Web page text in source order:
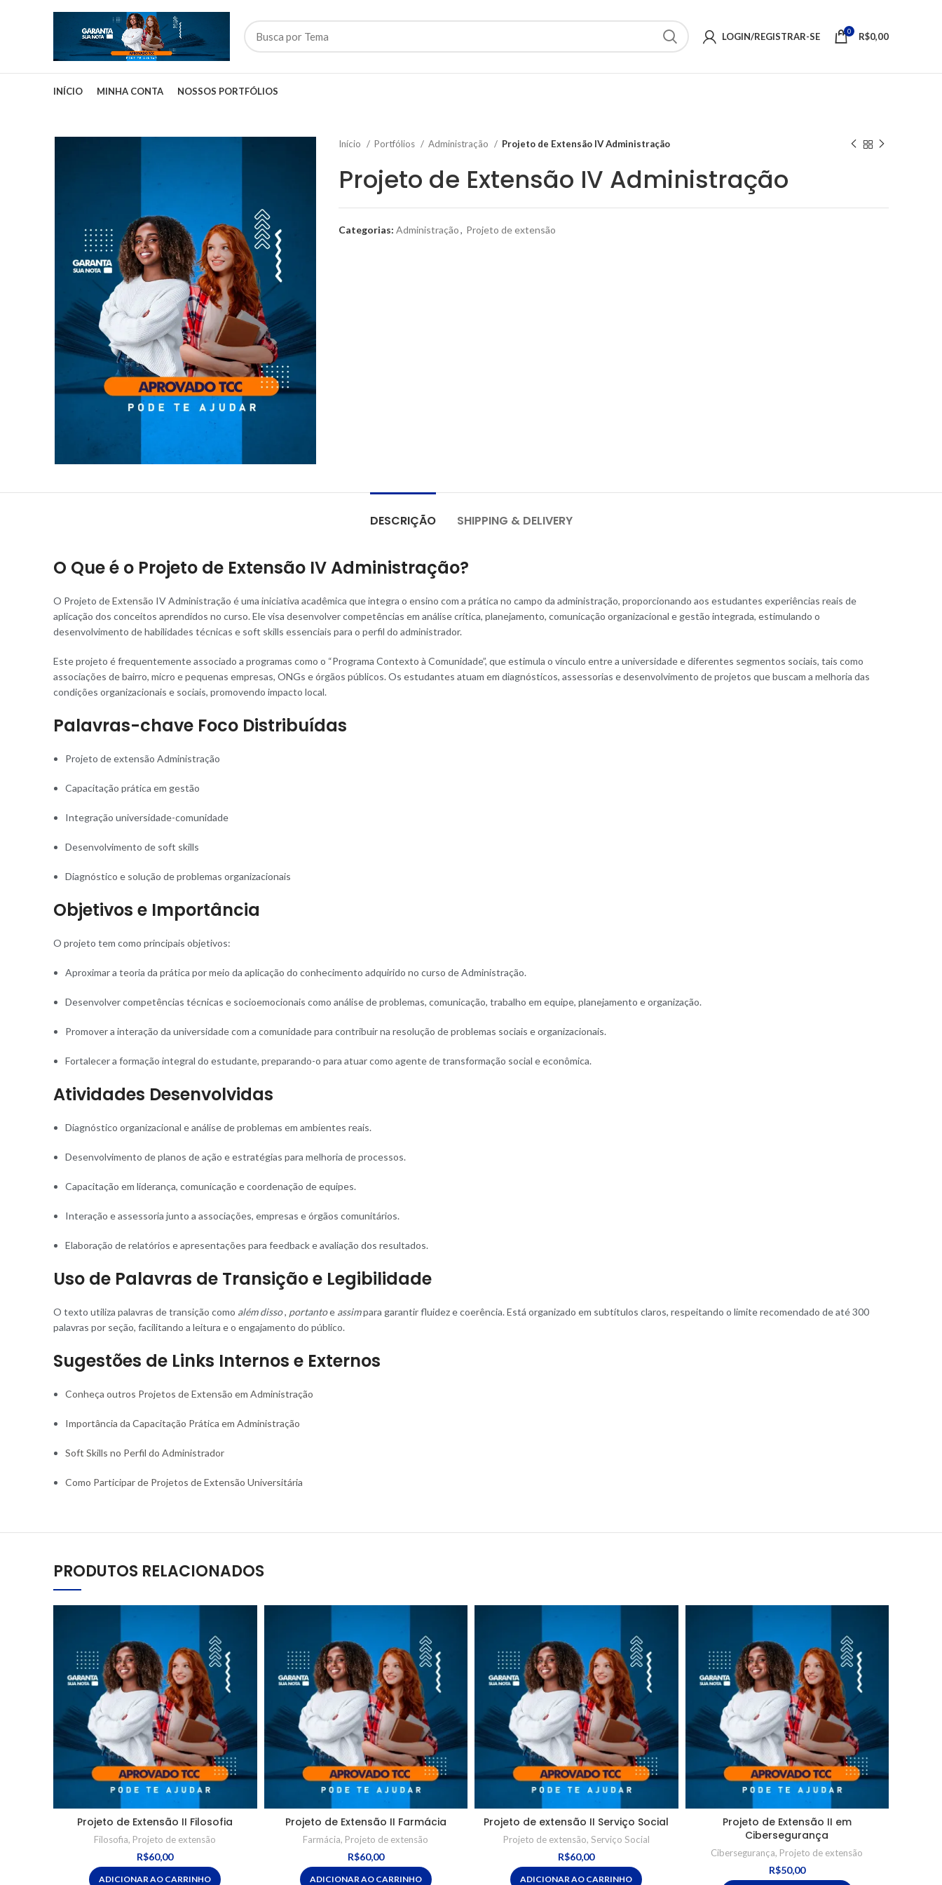
LOGIN/REGISTRAR-SE 0 R$0,00
INÍCIO MINHA CONTA NOSSOS PORTFÓLIOS
Início Portfólios Administração Projeto de Extensão IV Administração
Projeto de Extensão IV Administração
Categorias: Administração, Projeto de extensão
DESCRIÇÃO SHIPPING & DELIVERY
O Que é o Projeto de Extensão IV Administração?
O Projeto deExtensão IV Administração é uma iniciativa acadêmica que integra o ensino com a prática no campo da administração, proporcionando aos estudantes experiências reais de
aplicação dos conceitos aprendidos no curso. Ele visa desenvolver competências em análise crítica, planejamento, comunicação organizacional e gestão integrada, estimulando o
desenvolvimento de habilidades técnicas e soft skills essenciais para o perfil do administrador.
Este projeto é frequentemente associado a programas como o “Programa Contexto à Comunidade”, que estimula o vínculo entre a universidade e diferentes segmentos sociais, tais como
associações de bairro, micro e pequenas empresas, ONGs e órgãos públicos. Os estudantes atuam em diagnósticos, assessorias e desenvolvimento de projetos que buscam a melhoria das
condições organizacionais e sociais, promovendo impacto local.
Palavras-chave Foco Distribuídas
Projeto de extensão Administração
Capacitação prática em gestão
Integração universidade-comunidade
Desenvolvimento de soft skills
Diagnóstico e solução de problemas organizacionais
Objetivos e Importância
O projeto tem como principais objetivos:
Aproximar a teoria da prática por meio da aplicação do conhecimento adquirido no curso de Administração.
Desenvolver competências técnicas e socioemocionais como análise de problemas, comunicação, trabalho em equipe, planejamento e organização.
Promover a interação da universidade com a comunidade para contribuir na resolução de problemas sociais e organizacionais.
Fortalecer a formação integral do estudante, preparando-o para atuar como agente de transformação social e econômica.
Atividades Desenvolvidas
Diagnóstico organizacional e análise de problemas em ambientes reais.
Desenvolvimento de planos de ação e estratégias para melhoria de processos.
Capacitação em liderança, comunicação e coordenação de equipes.
Interação e assessoria junto a associações, empresas e órgãos comunitários.
Elaboração de relatórios e apresentações para feedback e avaliação dos resultados.
Uso de Palavras de Transição e Legibilidade
O texto utiliza palavras de transição como além disso, portantoe assimpara garantir fluidez e coerência. Está organizado em subtítulos claros, respeitando o limite recomendado de até 300
palavras por seção, facilitando a leitura e o engajamento do público.
Sugestões de Links Internos e Externos
Conheça outros Projetos de Extensão em Administração
Importância da Capacitação Prática em Administração
Soft Skills no Perfil do Administrador
Como Participar de Projetos de Extensão Universitária
PRODUTOS RELACIONADOS
Projeto de Extensão II Filosofia
Filosofia, Projeto de extensão
R$60,00
ADICIONAR AO CARRINHO
Projeto de Extensão II Farmácia
Farmácia, Projeto de extensão
R$60,00
ADICIONAR AO CARRINHO
Projeto de extensão II Serviço Social
Projeto de extensão, Serviço Social
R$60,00
ADICIONAR AO CARRINHO
Projeto de Extensão II em
Cibersegurança
Cibersegurança, Projeto de extensão
R$50,00